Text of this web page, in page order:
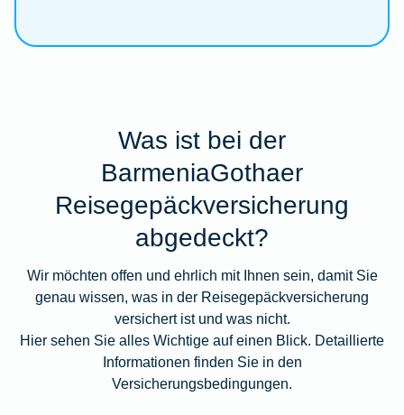
Was ist bei der
BarmeniaGothaer
Reisegepäckversicherung
abgedeckt?
Wir möchten offen und ehrlich mit Ihnen sein, damit Sie
genau wissen, was in der Reisegepäckversicherung
versichert ist und was nicht.
Hier sehen Sie alles Wichtige auf einen Blick. Detaillierte
Informationen finden Sie in den
Versicherungsbedingungen.